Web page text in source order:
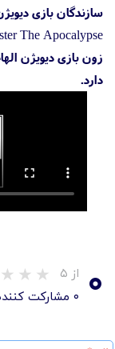
سازندگان بازی
زون بازی دیویژن
دارد.
۰ از ۵
۰ مشارکت کننده